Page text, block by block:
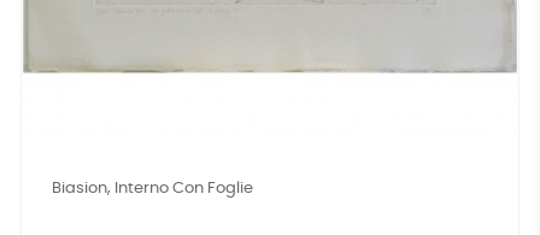
Biasion, Interno Con Foglie